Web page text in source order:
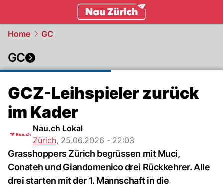
Home GC
GC
GCZ-Leihspieler zurück
im Kader
Nau.ch Lokal
Zürich, 25.06.2026 - 22:03
Grasshoppers Zürich begrüssen mit Muci,
Conateh und Giandomenico drei Rückkehrer. Alle
drei starten mit der 1. Mannschaft in die